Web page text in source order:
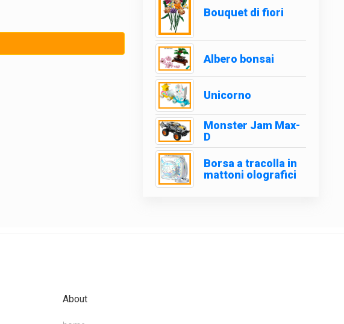
Bouquet di fiori
Albero bonsai
Unicorno
Monster Jam Max-
D
Borsa a tracolla in
mattoni olografici
About